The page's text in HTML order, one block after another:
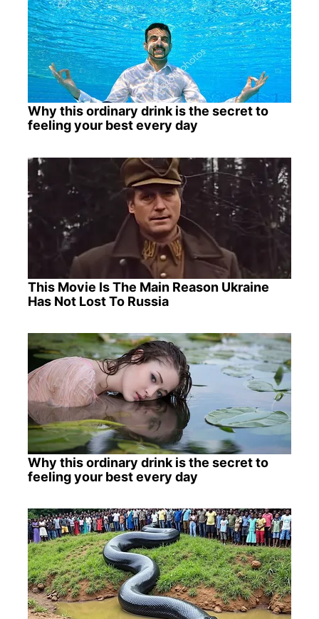
Why this ordinary drink is the secret to
feeling your best every day
This Movie Is The Main Reason Ukraine
Has Not Lost To Russia
Why this ordinary drink is the secret to
feeling your best every day